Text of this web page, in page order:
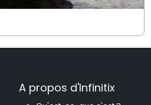
A propos d'Infinitix